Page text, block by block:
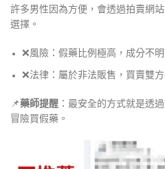
許多男性因為方便，會透過拍賣網
選擇。
❌風險：假藥比例極高，成分不明
❌法律：屬於非法販售，買賣雙
📌藥師提醒 ：最安全的方式就是透過
冒險買假藥。